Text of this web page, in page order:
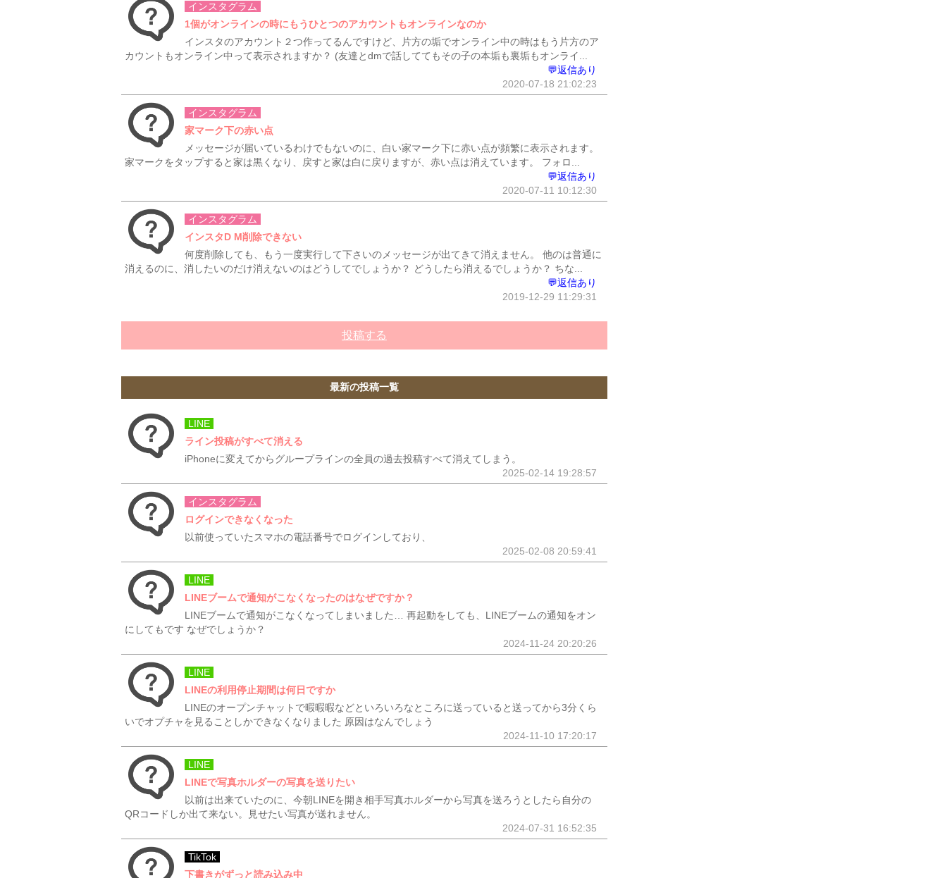
インスタグラム
1個がオンラインの時にもうひとつのアカウントもオンラインなのか
インスタのアカウント２つ作ってるんですけど、片方の垢でオンライン中の時はもう片方のア
カウントもオンライン中って表示されますか？ (友達とdmで話しててもその子の本垢も裏垢もオンライ...
💬返信あり
2020-07-18 21:02:23
インスタグラム
家マーク下の赤い点
メッセージが届いているわけでもないのに、白い家マーク下に赤い点が頻繁に表示されます。
家マークをタップすると家は黒くなり、戻すと家は白に戻りますが、赤い点は消えています。 フォロ...
💬返信あり
2020-07-11 10:12:30
インスタグラム
インスタD M削除できない
何度削除しても、もう一度実行して下さいのメッセージが出てきて消えません。 他のは普通に
消えるのに、消したいのだけ消えないのはどうしてでしょうか？ どうしたら消えるでしょうか？ ちな...
💬返信あり
2019-12-29 11:29:31
投稿する
最新の投稿一覧
LINE
ライン投稿がすべて消える
iPhoneに変えてからグループラインの全員の過去投稿すべて消えてしまう。
2025-02-14 19:28:57
インスタグラム
ログインできなくなった
以前使っていたスマホの電話番号でログインしており、
2025-02-08 20:59:41
LINE
LINEブームで通知がこなくなったのはなぜですか？
LINEブームで通知がこなくなってしまいました… 再起動をしても、LINEブームの通知をオン
にしてもです なぜでしょうか？
2024-11-24 20:20:26
LINE
LINEの利用停止期間は何日ですか
LINEのオープンチャットで暇暇暇などといろいろなところに送っていると送ってから3分くら
いでオプチャを見ることしかできなくなりました 原因はなんでしょう
2024-11-10 17:20:17
LINE
LINEで写真ホルダーの写真を送りたい
以前は出来ていたのに、今朝LINEを開き相手写真ホルダーから写真を送ろうとしたら自分の
QRコードしか出て来ない。見せたい写真が送れません。
2024-07-31 16:52:35
TikTok
下書きがずっと読み込み中